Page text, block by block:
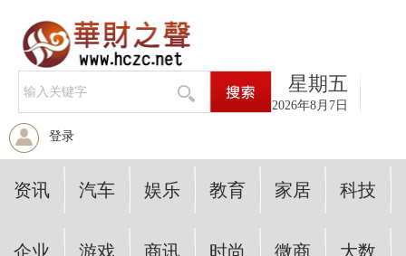
星期五
2026年8月7日
登录
资讯 汽车 娱乐 教育 家居 科技
企业 游戏 商讯 时尚 微商 大数